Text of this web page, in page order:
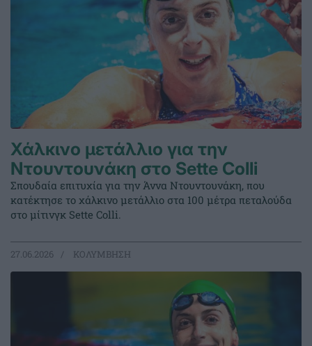
Χάλκινο μετάλλιο για την
Ντουντουνάκη στο Sette Colli
Σπουδαία επιτυχία για την Άννα Ντουντουνάκη, που
κατέκτησε το χάλκινο μετάλλιο στα 100 μέτρα πεταλούδα
στο μίτινγκ Sette Colli.
27.06.2026 ΚΟΛΥΜΒΗΣΗ